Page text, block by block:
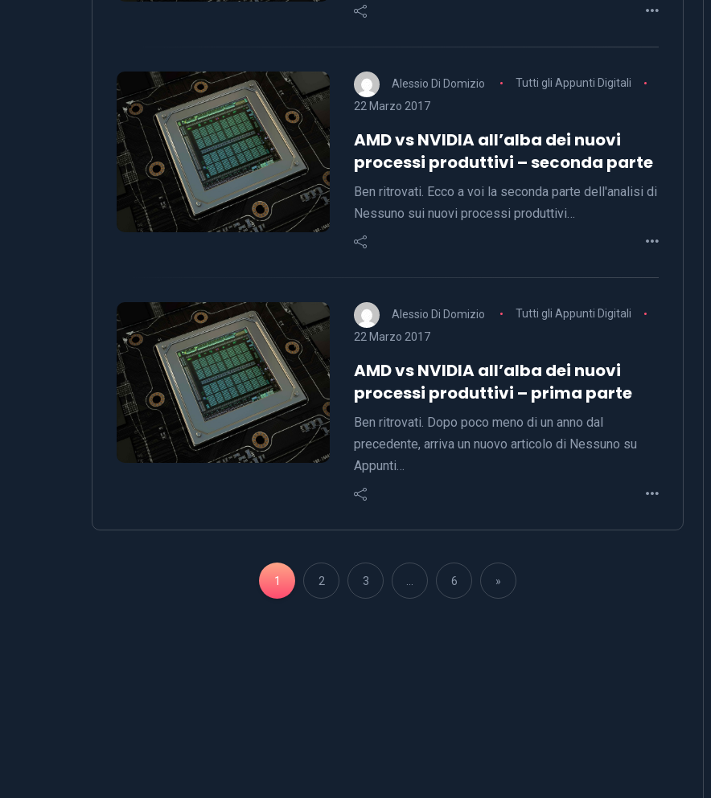
Alessio Di Domizio
Tutti gli Appunti Digitali
22 Marzo 2017
AMD vs NVIDIA all’alba dei nuovi
processi produttivi – seconda parte
Ben ritrovati. Ecco a voi la seconda parte dell'analisi di
Nessuno sui nuovi processi produttivi…
Alessio Di Domizio
Tutti gli Appunti Digitali
22 Marzo 2017
AMD vs NVIDIA all’alba dei nuovi
processi produttivi – prima parte
Ben ritrovati. Dopo poco meno di un anno dal
precedente, arriva un nuovo articolo di Nessuno su
Appunti…
1 2 3 6 »